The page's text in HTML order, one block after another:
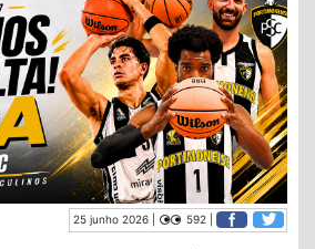
25 junho 2026 | 592 |